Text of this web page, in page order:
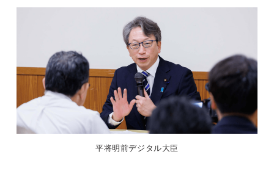
平将明前デジタル大臣